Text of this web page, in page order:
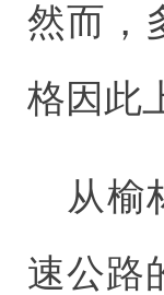
然而，
格因此
从榆
速公路